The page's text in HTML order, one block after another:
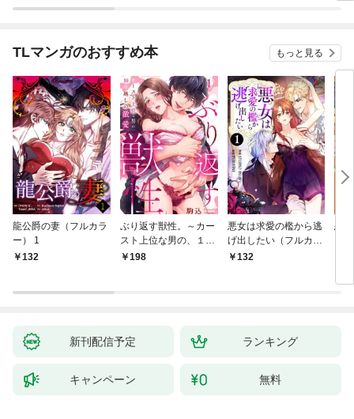
TLマンガのおすすめ本 もっと見る
龍公爵の妻（フルカラ
ー） 1
132
ぶり返す獣性。～カー
スト上位な男の、１０
年越しの激愛１
198
悪女は求愛の檻から逃
げ出したい（フルカラ
ー） 1
132
恋
新刊配信予定 ランキング
キャンペーン 無料